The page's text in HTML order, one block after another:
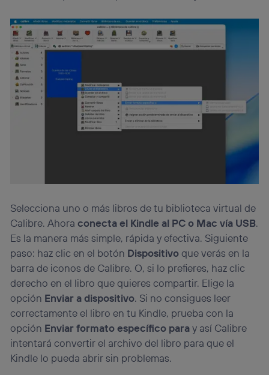
Selecciona uno o más libros de tu biblioteca virtual de
Calibre. Ahoraconecta el Kindle al PC o Mac vía USB.
Es la manera más simple, rápida y efectiva. Siguiente
paso: haz clic en el botón Dispositivoque verás en la
barra de iconos de Calibre. O, si lo prefieres, haz clic
derecho en el libro que quieres compartir. Elige la
opción Enviar a dispositivo. Si no consigues leer
correctamente el libro en tu Kindle, prueba con la
opción Enviar formato específico paray así Calibre
intentará convertir el archivo del libro para que el
Kindle lo pueda abrir sin problemas.